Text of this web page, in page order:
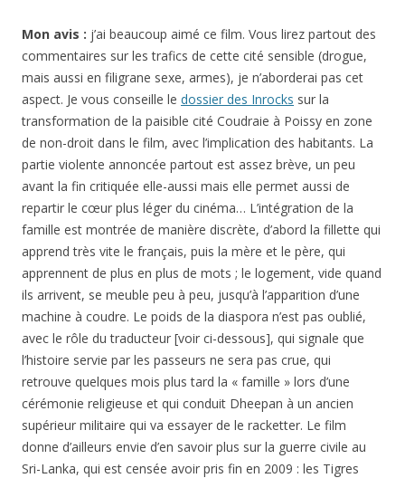
Mon avis : j’ai beaucoup aimé ce film. Vous lirez partout des
commentaires sur les trafics de cette cité sensible (drogue,
mais aussi en filigrane sexe, armes), je n’aborderai pas cet
aspect. Je vous conseille le dossier des Inrocks sur la
transformation de la paisible cité Coudraie à Poissy en zone
de non-droit dans le film, avec l’implication des habitants. La
partie violente annoncée partout est assez brève, un peu
avant la fin critiquée elle-aussi mais elle permet aussi de
repartir le cœur plus léger du cinéma… L’intégration de la
famille est montrée de manière discrète, d’abord la fillette qui
apprend très vite le français, puis la mère et le père, qui
apprennent de plus en plus de mots ; le logement, vide quand
ils arrivent, se meuble peu à peu, jusqu’à l’apparition d’une
machine à coudre. Le poids de la diaspora n’est pas oublié,
avec le rôle du traducteur [voir ci-dessous], qui signale que
l’histoire servie par les passeurs ne sera pas crue, qui
retrouve quelques mois plus tard la « famille » lors d’une
cérémonie religieuse et qui conduit Dheepan à un ancien
supérieur militaire qui va essayer de le racketter. Le film
donne d’ailleurs envie d’en savoir plus sur la guerre civile au
Sri-Lanka, qui est censée avoir pris fin en 2009 : les Tigres